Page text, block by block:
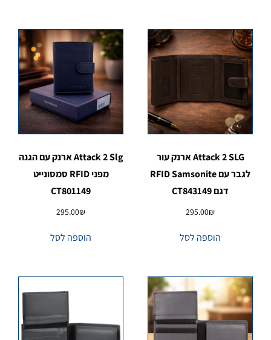
Attack 2 SLG ארנק עור
לגבר עם RFID Samsonite
דגם CT843149
295.00₪
הוספה לסל
Attack 2 Slg ארנק עם הגנה
מפני RFID סמסונייט
CT801149
295.00₪
הוספה לסל